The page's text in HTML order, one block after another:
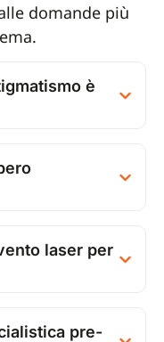
domande più
è
laser per
pre-